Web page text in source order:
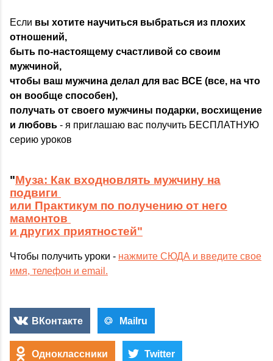
Если вы хотите научиться выбраться из плохих
отношений,
быть по-настоящему счастливой со своим
мужчиной,
чтобы ваш мужчина делал для вас ВСЕ (все, на что
он вообще способен),
получать от своего мужчины подарки, восхищение
и любовь - я приглашаю вас получить БЕСПЛАТНУЮ
серию уроков
"Муза: Как входновлять мужчину на
подвиги
или Практикум по получению от него
мамонтов
и других приятностей"
Чтобы получить уроки - нажмите СЮДА и введите свое
имя, телефон и email.
ВКонтакте Mailru
Одноклассники Twitter